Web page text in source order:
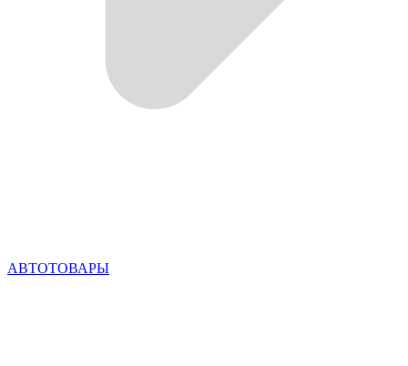
АВТОТОВАРЫ